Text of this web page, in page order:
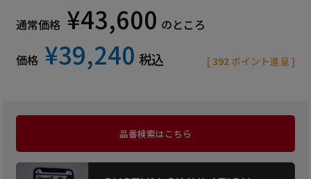
通常価格 ¥43,600 のところ
価格 ¥39,240 税込 [392 ポイント進呈 ]
品番検索はこちら